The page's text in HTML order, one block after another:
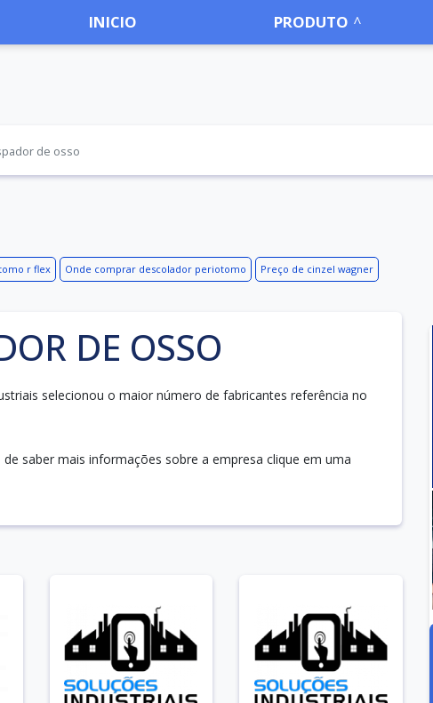
INICIO PRODUTO
de osso
r flex Onde comprar descolador periotomo Preço de cinzel wagner
DE OSSO
selecionou o maior número de fabricantes referência no
saber mais informações sobre a empresa clique em uma